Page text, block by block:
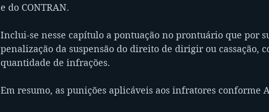
e do CONTRAN.
Inclui-se nesse capítulo a pontuação no prontuário que por
penalização da suspensão do direito de dirigir ou cassação,
quantidade de infrações.
Em resumo, as punições aplicáveis aos infratores conforme